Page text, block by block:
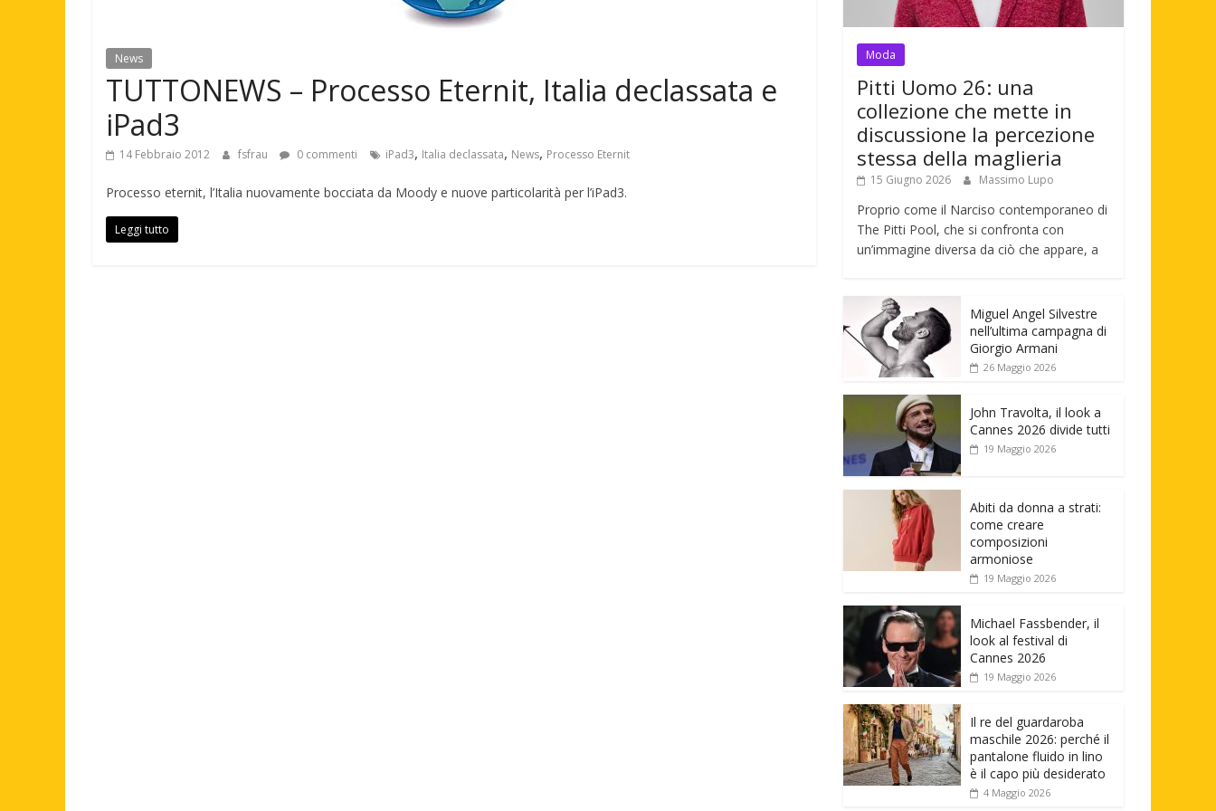
News
TUTTONEWS – Processo Eternit, Italia declassata e
iPad3
14 Febbraio 2012 fsfrau 0 commenti iPad3, Italia declassata, News, Processo Eternit
Processo eternit, l’Italia nuovamente bocciata da Moody e nuove particolarità per l’iPad3.
Leggi tutto
Moda
Pitti Uomo 26: una
collezione che mette in
discussione la percezione
stessa della maglieria
15 Giugno 2026 Massimo Lupo
Proprio come il Narciso contemporaneo di
The Pitti Pool, che si confronta con
un’immagine diversa da ciò che appare, a
Miguel Angel Silvestre
nell’ultima campagna di
Giorgio Armani
26 Maggio 2026
John Travolta, il look a
Cannes 2026 divide tutti
19 Maggio 2026
Abiti da donna a strati:
come creare
composizioni
armoniose
19 Maggio 2026
Michael Fassbender, il
look al festival di
Cannes 2026
19 Maggio 2026
Il re del guardaroba
maschile 2026: perché il
pantalone fluido in lino
è il capo più desiderato
4 Maggio 2026